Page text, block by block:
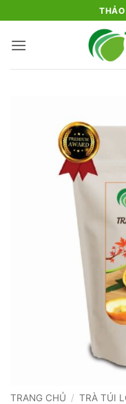
qua
nội
TRANG CHỦ / TRÀ TÚI